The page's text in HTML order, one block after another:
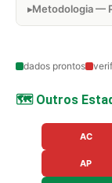
Metodologia —
dados prontos
🗺️ Outros
AC
AP